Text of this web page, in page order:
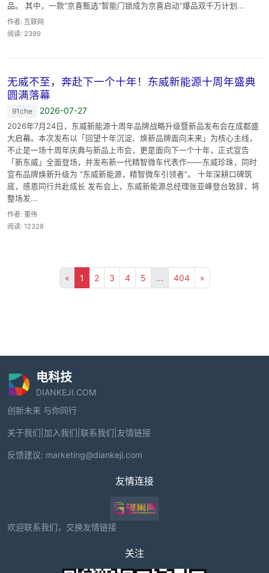
品。 其中，一款“京喜甄选”智能门锁成为京喜启动“爆品双千万计划...
作者: 互联网
阅读: 2399
无威不至，奔赴下一个十年！东威新能源十周年盛典
圆满落幕
91che 2026-07-27
2026年7月24日，东威新能源十周年品牌战略升级暨新品发布会在成都盛
大启幕。本次发布以「回望十年沉淀、焕新品牌面向未来」为核心主线，
不止是一场十周年庆典与新品上市会，更是面向下一个十年，正式宣告
「新东威」全面登场，并发布新一代精智微车代表作——东威珍珠，同时
宣布品牌焕新升级为 “东威新能源，精智微车引领者”。 十年深耕口碑筑
底，感恩同行共赴成长 发布会上，东威新能源总经理张亚峰登台致辞，将
整场发...
作者: 董伟
阅读: 12328
« 1 2 3 4 5 ... 404 »
电科技
DIANKEJI.COM
创新未来 与你同行
关于我们 加入我们 联系我们 友情链接
反馈建议: marketing@diankeji.com
友情连接
欢迎联系我们，交换友情链接
关注